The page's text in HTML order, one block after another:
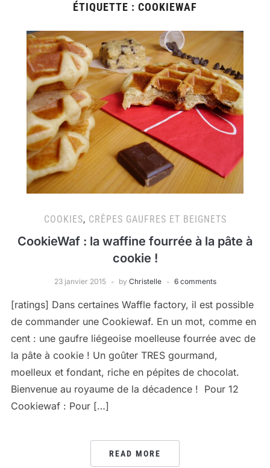
ÉTIQUETTE : COOKIEWAF
COOKIES, CRÊPES GAUFRES ET BEIGNETS
CookieWaf : la waffine fourrée à la pâte à
cookie !
23 janvier 2015 by Christelle 6 comments
[ratings] Dans certaines Waffle factory, il est possible
de commander une Cookiewaf. En un mot, comme en
cent : une gaufre liégeoise moelleuse fourrée avec de
la pâte à cookie ! Un goûter TRES gourmand,
moelleux et fondant, riche en pépites de chocolat.
Bienvenue au royaume de la décadence ! Pour 12
Cookiewaf : Pour […]
READ MORE